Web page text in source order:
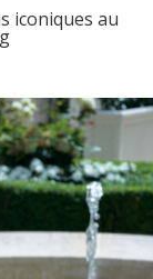
iconiques au